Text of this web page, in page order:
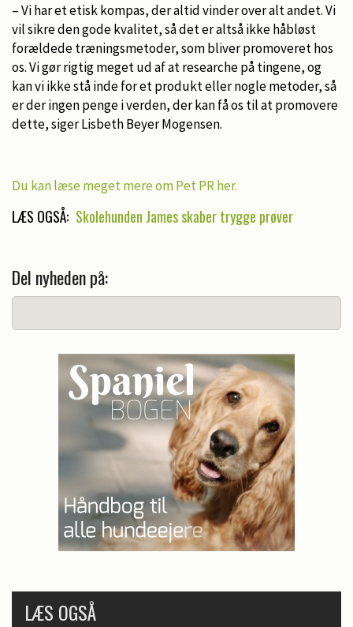
– Vi har et etisk kompas, der altid vinder over alt andet. Vi
vil sikre den gode kvalitet, så det er altså ikke håbløst
forældede træningsmetoder, som bliver promoveret hos
os. Vi gør rigtig meget ud af at researche på tingene, og
kan vi ikke stå inde for et produkt eller nogle metoder, så
er der ingen penge i verden, der kan få os til at promovere
dette, siger Lisbeth Beyer Mogensen.
Du kan læse meget mere om Pet PR her.
LÆS OGSÅ: Skolehunden James skaber trygge prøver
Del nyheden på:
LÆS OGSÅ